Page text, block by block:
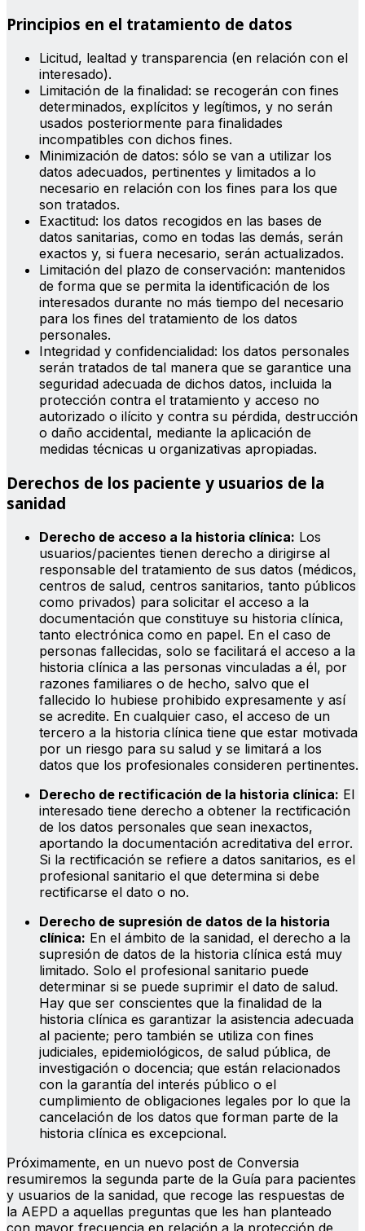
Principios en el tratamiento de datos
Licitud, lealtad y transparencia (en relación con el
interesado).
Limitación de la finalidad: se recogerán con fines
determinados, explícitos y legítimos, y no serán
usados posteriormente para finalidades
incompatibles con dichos fines.
Minimización de datos: sólo se van a utilizar los
datos adecuados, pertinentes y limitados a lo
necesario en relación con los fines para los que
son tratados.
Exactitud: los datos recogidos en las bases de
datos sanitarias, como en todas las demás, serán
exactos y, si fuera necesario, serán actualizados.
Limitación del plazo de conservación: mantenidos
de forma que se permita la identificación de los
interesados durante no más tiempo del necesario
para los fines del tratamiento de los datos
personales.
Integridad y confidencialidad: los datos personales
serán tratados de tal manera que se garantice una
seguridad adecuada de dichos datos, incluida la
protección contra el tratamiento y acceso no
autorizado o ilícito y contra su pérdida, destrucción
o daño accidental, mediante la aplicación de
medidas técnicas u organizativas apropiadas.
Derechos de los paciente y usuarios de la
sanidad
Derecho de acceso a la historia clínica: Los
usuarios/pacientes tienen derecho a dirigirse al
responsable del tratamiento de sus datos (médicos,
centros de salud, centros sanitarios, tanto públicos
como privados) para solicitar el acceso a la
documentación que constituye su historia clínica,
tanto electrónica como en papel. En el caso de
personas fallecidas, solo se facilitará el acceso a la
historia clínica a las personas vinculadas a él, por
razones familiares o de hecho, salvo que el
fallecido lo hubiese prohibido expresamente y así
se acredite. En cualquier caso, el acceso de un
tercero a la historia clínica tiene que estar motivada
por un riesgo para su salud y se limitará a los
datos que los profesionales consideren pertinentes.
Derecho de rectificación de la historia clínica: El
interesado tiene derecho a obtener la rectificación
de los datos personales que sean inexactos,
aportando la documentación acreditativa del error.
Si la rectificación se refiere a datos sanitarios, es el
profesional sanitario el que determina si debe
rectificarse el dato o no.
Derecho de supresión de datos de la historia
clínica: En el ámbito de la sanidad, el derecho a la
supresión de datos de la historia clínica está muy
limitado. Solo el profesional sanitario puede
determinar si se puede suprimir el dato de salud.
Hay que ser conscientes que la finalidad de la
historia clínica es garantizar la asistencia adecuada
al paciente; pero también se utiliza con fines
judiciales, epidemiológicos, de salud pública, de
investigación o docencia; que están relacionados
con la garantía del interés público o el
cumplimiento de obligaciones legales por lo que la
cancelación de los datos que forman parte de la
historia clínica es excepcional.
Próximamente, en un nuevo post de Conversia
resumiremos la segunda parte de la Guía para pacientes
y usuarios de la sanidad, que recoge las respuestas de
la AEPD a aquellas preguntas que les han planteado
con mayor frecuencia en relación a la protección de